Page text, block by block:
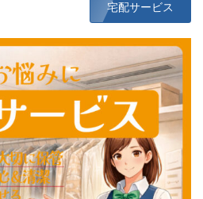
宅配サービス